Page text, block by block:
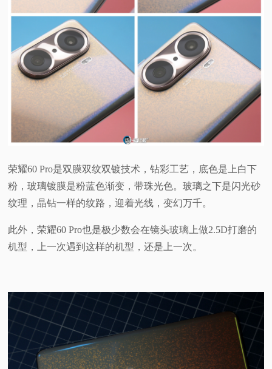
荣耀60 Pro是双膜双纹双镀技术，钻彩工艺，底色是上白下
粉，玻璃镀膜是粉蓝色渐变，带珠光色。玻璃之下是闪光砂
纹理，晶钻一样的纹路，迎着光线，变幻万千。
此外，荣耀60 Pro也是极少数会在镜头玻璃上做2.5D打磨的
机型，上一次遇到这样的机型，还是上一次。